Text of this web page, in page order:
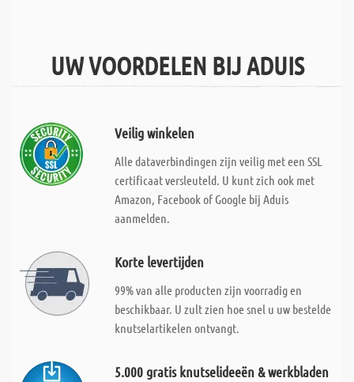
UW VOORDELEN BIJ ADUIS
Veilig winkelen
Alle dataverbindingen zijn veilig met een SSL
certificaat versleuteld. U kunt zich ook met
Amazon, Facebook of Google bij Aduis
aanmelden.
Korte levertijden
99% van alle producten zijn voorradig en
beschikbaar. U zult zien hoe snel u uw bestelde
knutselartikelen ontvangt.
5.000 gratis knutselideeën & werkbladen